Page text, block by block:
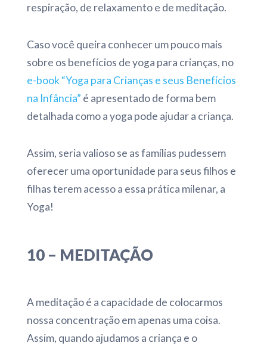
respiração, de relaxamento e de meditação.
Caso você queira conhecer um pouco mais
sobre os benefícios de yoga para crianças, no
e-book “Yoga para Crianças e seus Benefícios
na Infância” é apresentado de forma bem
detalhada como a yoga pode ajudar a criança.
Assim, seria valioso se as famílias pudessem
oferecer uma oportunidade para seus filhos e
filhas terem acesso a essa prática milenar, a
Yoga!
10 – MEDITAÇÃO
A meditação é a capacidade de colocarmos
nossa concentração em apenas uma coisa.
Assim, quando ajudamos a criança e o